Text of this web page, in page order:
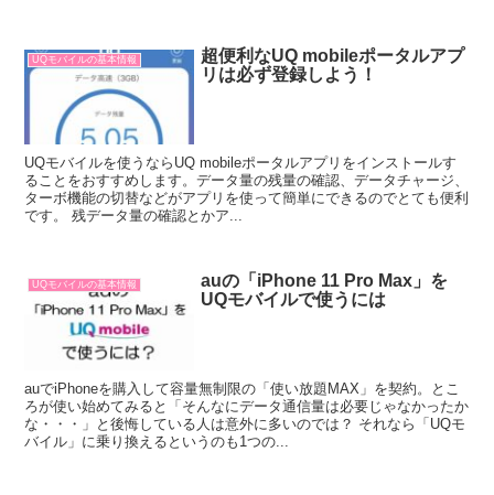
UQモバイルの基本情報
超便利なUQ mobileポータルアプ
リは必ず登録しよう！
UQモバイルを使うならUQ mobileポータルアプリをインストールす
ることをおすすめします。データ量の残量の確認、データチャージ、
ターボ機能の切替などがアプリを使って簡単にできるのでとても便利
です。 残データ量の確認とかア...
UQモバイルの基本情報
auの「iPhone 11 Pro Max」を
UQモバイルで使うには
auでiPhoneを購入して容量無制限の「使い放題MAX」を契約。とこ
ろが使い始めてみると「そんなにデータ通信量は必要じゃなかったか
な・・・」と後悔している人は意外に多いのでは？ それなら「UQモ
バイル」に乗り換えるというのも1つの...